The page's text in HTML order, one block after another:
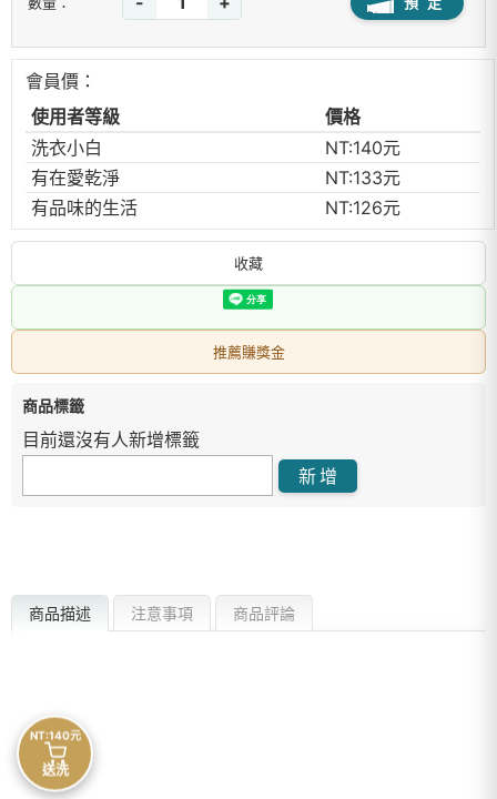
會員價：
使用者等級
價格
洗衣小白
NT:140元
有在愛乾淨
NT:133元
有品味的生活
NT:126元
收藏
推薦賺獎金
商品標籤
目前還沒有人新增標籤
商品描述 注意事項 商品評論
NT:140元
送洗